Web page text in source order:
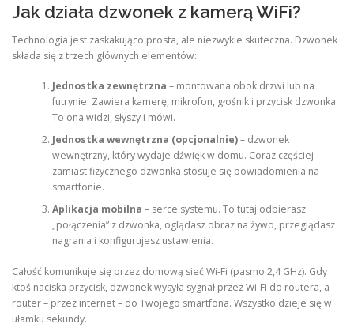
Jak działa dzwonek z kamerą WiFi?
Technologia jest zaskakująco prosta, ale niezwykle skuteczna. Dzwonek
składa się z trzech głównych elementów:
Jednostka zewnętrzna – montowana obok drzwi lub na
futrynie. Zawiera kamerę, mikrofon, głośnik i przycisk dzwonka.
To ona widzi, słyszy i mówi.
Jednostka wewnętrzna (opcjonalnie)– dzwonek
wewnętrzny, który wydaje dźwięk w domu. Coraz częściej
zamiast fizycznego dzwonka stosuje się powiadomienia na
smartfonie.
Aplikacja mobilna – serce systemu. To tutaj odbierasz
„połączenia” z dzwonka, oglądasz obraz na żywo, przeglądasz
nagrania i konfigurujesz ustawienia.
Całość komunikuje się przez domową sieć Wi‑Fi (pasmo 2,4 GHz). Gdy
ktoś naciska przycisk, dzwonek wysyła sygnał przez Wi‑Fi do routera, a
router – przez internet – do Twojego smartfona. Wszystko dzieje się w
ułamku sekundy.